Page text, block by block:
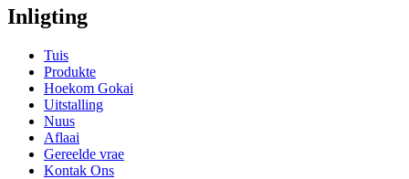
Inligting
Tuis
Produkte
Hoekom Gokai
Uitstalling
Nuus
Aflaai
Gereelde vrae
Kontak Ons